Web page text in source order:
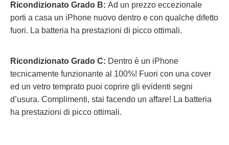
Ricondizionato Grado B: Ad un prezzo eccezionale
porti a casa un iPhone nuovo dentro e con qualche difetto
fuori. La batteria ha prestazioni di picco ottimali.
Ricondizionato Grado C: Dentro è un iPhone
tecnicamente funzionante al 100%! Fuori con una cover
ed un vetro temprato puoi coprire gli evidenti segni
d’usura. Complimenti, stai facendo un affare! La batteria
ha prestazioni di picco ottimali.